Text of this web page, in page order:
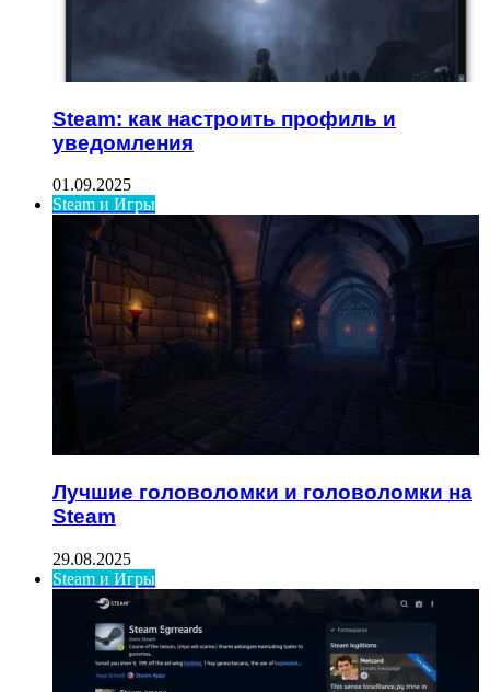
Steam: как настроить профиль и
уведомления
01.09.2025
Steam и Игры
Лучшие головоломки и головоломки на
Steam
29.08.2025
Steam и Игры